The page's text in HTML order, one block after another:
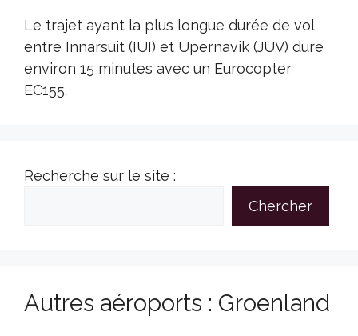
Le trajet ayant la plus longue durée de vol
entre Innarsuit (IUI) et Upernavik (JUV) dure
environ 15 minutes avec un Eurocopter
EC155.
Recherche sur le site :
Chercher
Autres aéroports : Groenland